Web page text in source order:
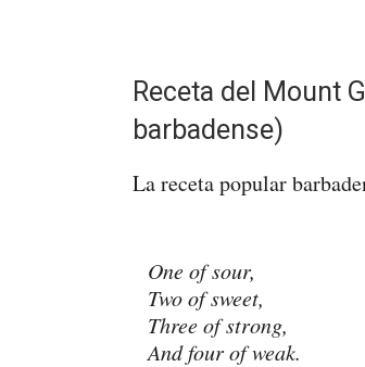
Receta del Mount
barbadense)
La receta popular
One of sour,
Two of sweet,
Three of strong,
And four of weak.